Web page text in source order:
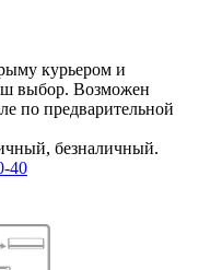
курьером и
выбор. Возможен
по предварительной
безналичный.
40